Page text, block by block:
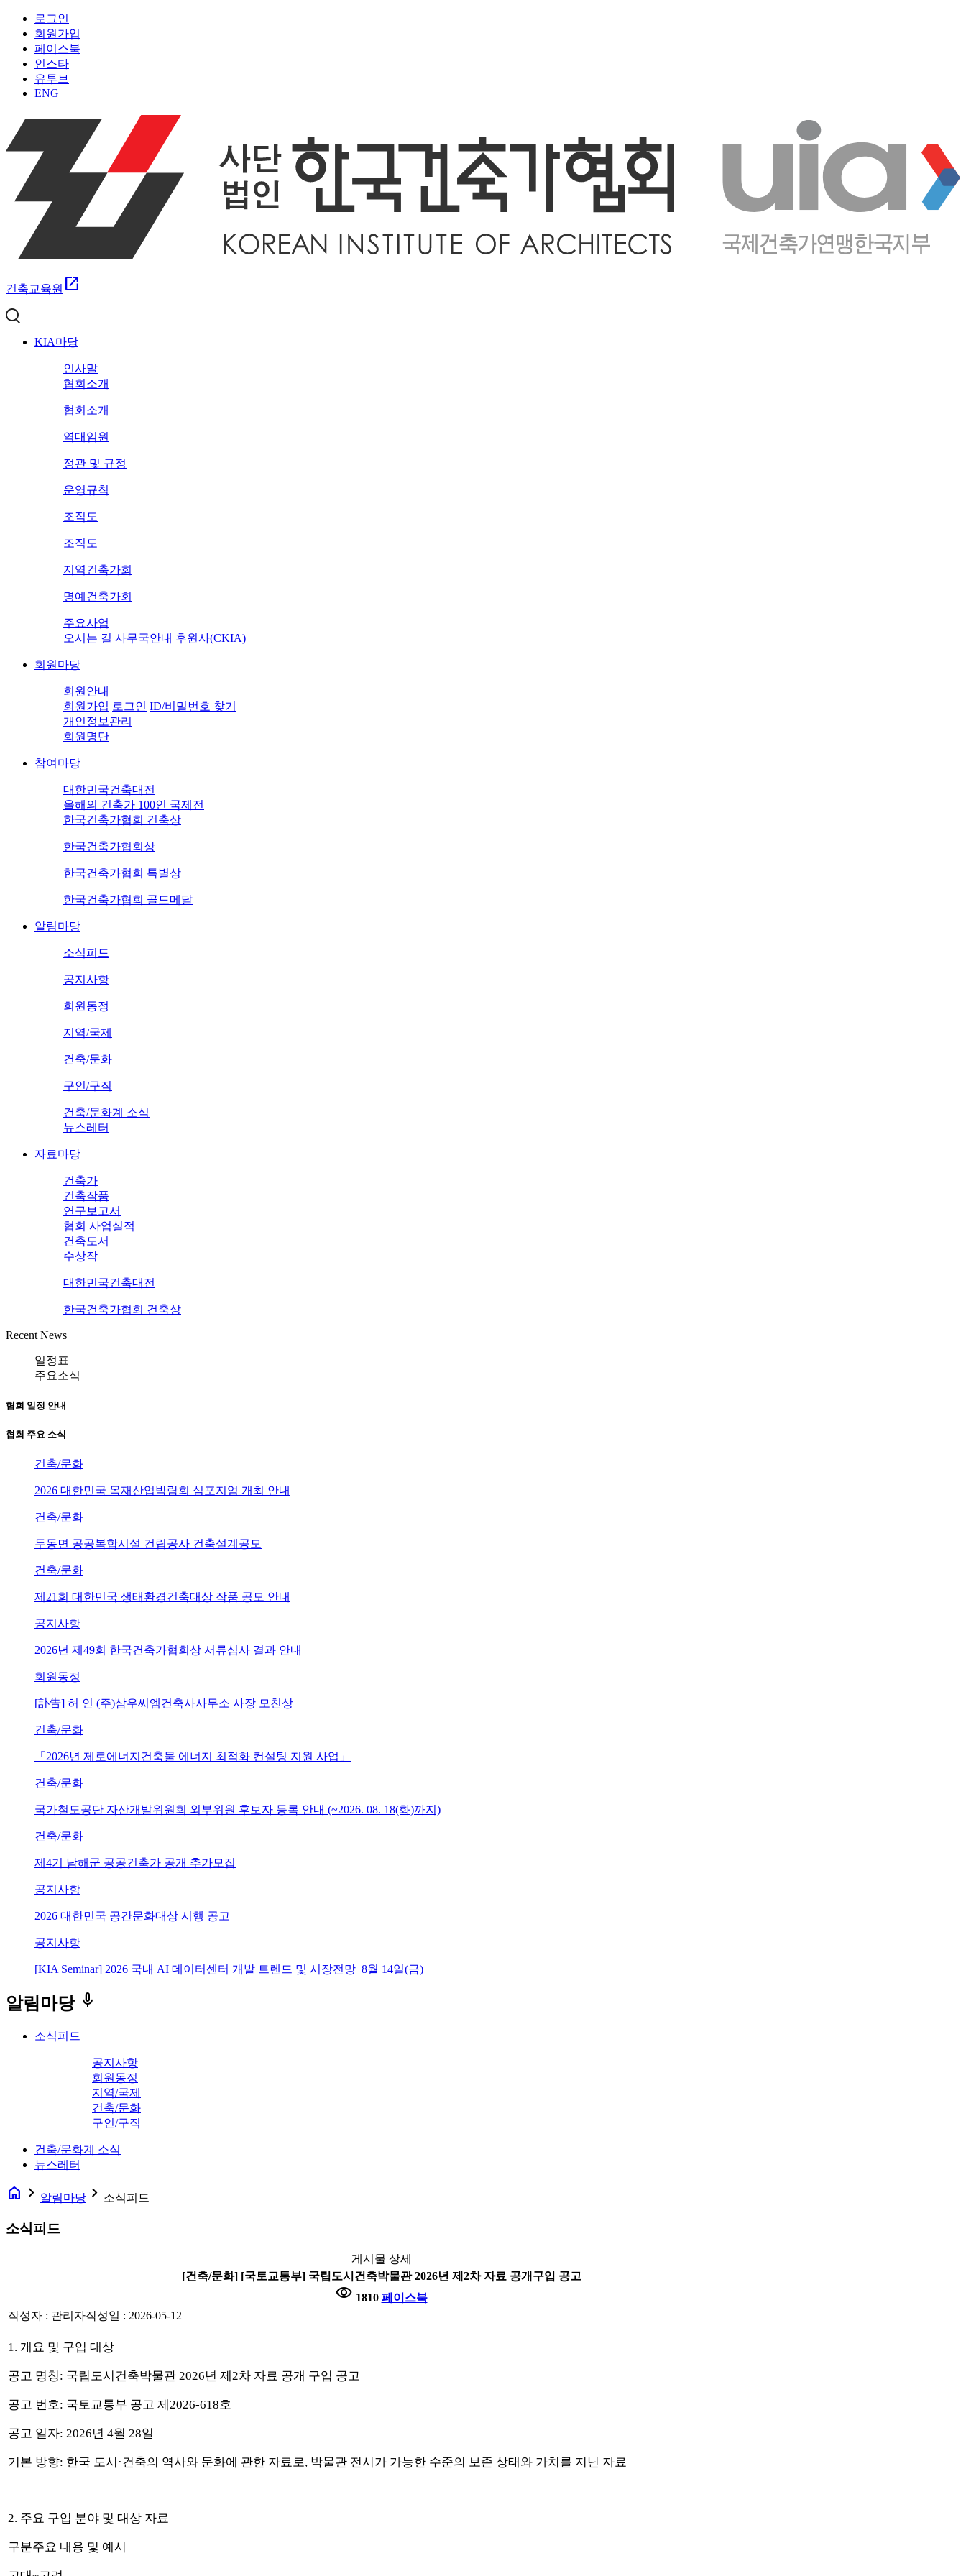
로그인
회원가입
페이스북
인스타
유투브
ENG
건축교육원 open_in_new
KIA마당
인사말
협회소개
협회소개
역대임원
정관 및 규정
운영규칙
조직도
조직도
지역건축가회
명예건축가회
주요사업
오시는 길 사무국안내 후원사(CKIA)
회원마당
회원안내
회원가입 로그인 ID/비밀번호 찾기
개인정보관리
회원명단
참여마당
대한민국건축대전
올해의 건축가 100인 국제전
한국건축가협회 건축상
한국건축가협회상
한국건축가협회 특별상
한국건축가협회 골드메달
알림마당
소식피드
공지사항
회원동정
지역/국제
건축/문화
구인/구직
건축/문화계 소식
뉴스레터
자료마당
건축가
건축작품
연구보고서
협회 사업실적
건축도서
수상작
대한민국건축대전
한국건축가협회 건축상
Recent News
일정표
주요소식
협회 일정 안내
협회 주요 소식
건축/문화
2026 대한민국 목재산업박람회 심포지엄 개최 안내
건축/문화
두동면 공공복합시설 건립공사 건축설계공모
건축/문화
제21회 대한민국 생태환경건축대상 작품 공모 안내
공지사항
2026년 제49회 한국건축가협회상 서류심사 결과 안내
회원동정
[訃告] 허 인 (주)삼우씨엠건축사사무소 사장 모친상
건축/문화
「2026년 제로에너지건축물 에너지 최적화 컨설팅 지원 사업」
건축/문화
국가철도공단 자산개발위원회 외부위원 후보자 등록 안내 (~2026. 08. 18(화)까지)
건축/문화
제4기 남해군 공공건축가 공개 추가모집
공지사항
2026 대한민국 공간문화대상 시행 공고
공지사항
[KIA Seminar] 2026 국내 AI 데이터센터 개발 트렌드 및 시장전망_8월 14일(금)
알림마당 keyboard_voice
소식피드
공지사항
회원동정
지역/국제
건축/문화
구인/구직
건축/문화계 소식
뉴스레터
home navigate_next 알림마당 navigate_next 소식피드
소식피드
게시물 상세
[건축/문화] [국토교통부] 국립도시건축박물관 2026년 제2차 자료 공개구입 공고
visibility 1810 페이스북
작성자 : 관리자작성일 : 2026-05-12
1. 개요 및 구입 대상
공고 명칭: 국립도시건축박물관 2026년 제 2차 자료 공개 구입 공고
공고 번호: 국토교통부 공고 제 2026-618호
공고 일자: 2026년 4월 28일
기본 방향: 한국 도시 ·건축의 역사와 문화에 관한 자료로, 박물관 전시가 가능한 수준의 보존 상태와 가치를 지닌 자료
2. 주요 구입 분야 및 대상 자료
구분주요 내용 및 예시